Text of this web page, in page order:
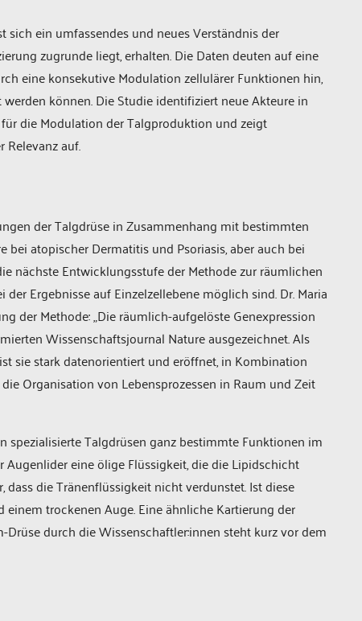
ein umfassendes und neues Verständnis der
zugrunde liegt, erhalten. Die Daten deuten auf eine
eine konsekutive Modulation zellulärer Funktionen hin,
können. Die Studie identifiziert neue Akteure in
die Modulation der Talgproduktion und zeigt
auf.
der Talgdrüse in Zusammenhang mit bestimmten
atopischer Dermatitis und Psoriasis, aber auch bei
nächste Entwicklungsstufe der Methode zur räumlichen
Ergebnisse auf Einzelzellebene möglich sind. Dr. Maria
der Methode: „Die räumlich-aufgelöste Genexpression
Wissenschaftsjournal Nature ausgezeichnet. Als
sie stark datenorientiert und eröffnet, in Kombination
Organisation von Lebensprozessen in Raum und Zeit
spezialisierte Talgdrüsen ganz bestimmte Funktionen im
eine ölige Flüssigkeit, die die Lipidschicht
dass die Tränenflüssigkeit nicht verdunstet. Ist diese
trockenen Auge. Eine ähnliche Kartierung der
durch die Wissenschaftler:innen steht kurz vor dem